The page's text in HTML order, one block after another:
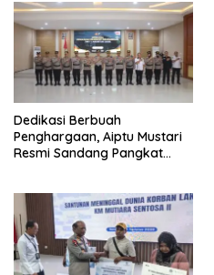
Kamtibmas
Dedikasi Berbuah
Penghargaan, Aiptu Mustari
Resmi Sandang Pangkat